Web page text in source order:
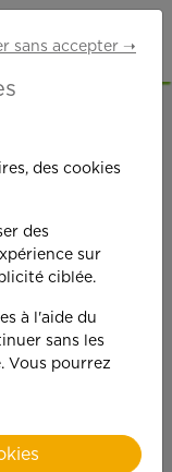
plus
du
sans accepter ➝
des cookies
des
sur
ciblée.
à l'aide du
sans les
Vous pourrez